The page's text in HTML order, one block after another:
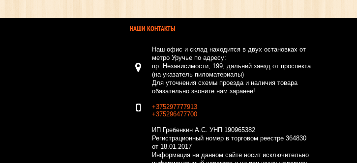
НАШИ КОНТАКТЫ
Наш офис и склад находится в двух остановках от
метро Уручье по адресу:
пр. Независимости, 199, дальний заезд от проспекта
(на указатель пиломатериалы)
Для уточнения схемы проезда и наличия товара
обязательно звоните нам заранее!
+375297777913
+375296477700
ИП Гребенкин А.С. УНП 190965382
Регистрационный номер в торговом реестре 364830
от 18.01.2017
Информация на данном сайте носит исключительно